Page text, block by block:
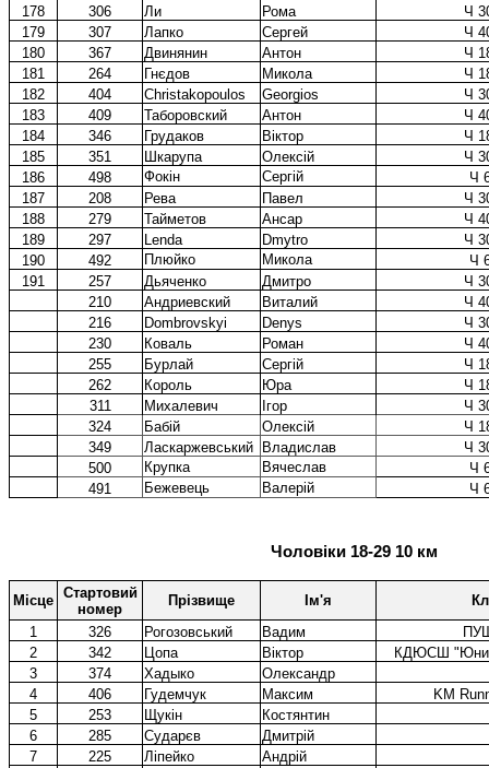
178 306 Ли Рома
Ч
179
307 Лапко Сергей
Ч
180
367 Двинянин Антон
Ч
181
264 Гнєдов Микола
Ч
182
404 Christakopoulos Georgios
Ч
183
409 Таборовский Антон
Ч
184
346 Грудаков Віктор
Ч
185
351 Шкарупа Олексій
Ч
186
498 Фокін Сергій
Ч
187
208 Рева Павел
Ч
188
279 Тайметов Ансар
Ч
189
297 Lenda Dmytro
Ч
190
492 Плюйко Микола
Ч
191
257 Дьяченко Дмитро
Ч
210
Андриевский Виталий
Ч
216
Dombrovskyi Denys
Ч
230
Коваль Роман
Ч
255
Бурлай Сергій
Ч
262
Король Юра
Ч
311
Михалевич Ігор
Ч
324
Бабій Олексій
Ч
349
Ласкаржевський Владислав
Ч
500
Крупка Вячеслав
Ч
491
Бежевець Валерій Ч
Чоловіки 18-29 10 км
Місце Стартовий
номер
Прізвище Ім'я
1
326 Рогозовський Вадим
2
342 Цопа Віктор
КДЮСШ
3
374 Хадыко
Олександр
4
406 Гудемчук Максим
KM
5
253 Щукін
Костянтин
6
285 Сударєв
Дмитрій
7
225 Ліпейко
Андрій